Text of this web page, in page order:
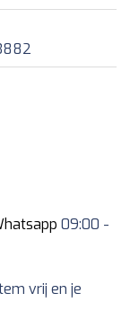
09:00 -
vrij en je